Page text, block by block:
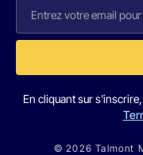
En cliquant sur
© 2026 Talmont